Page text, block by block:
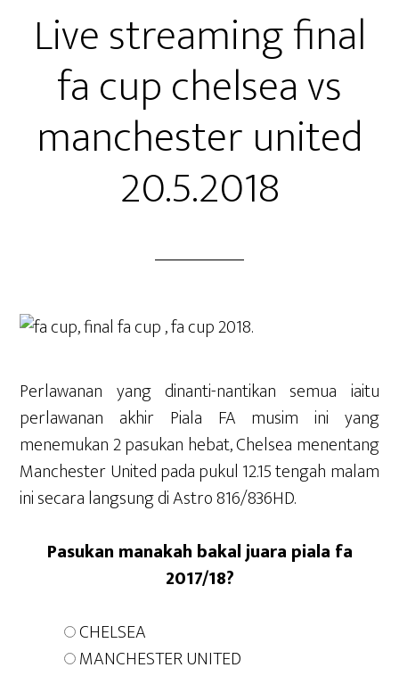
Live streaming final
fa cup chelsea vs
manchester united
20.5.2018
Perlawanan yang dinanti-nantikan semua iaitu
perlawanan akhir Piala FA musim ini yang
menemukan 2 pasukan hebat, Chelsea menentang
Manchester United pada pukul 12.15 tengah malam
ini secara langsung di Astro 816/836HD.
Pasukan manakah bakal juara piala fa
2017/18?
CHELSEA
MANCHESTER UNITED